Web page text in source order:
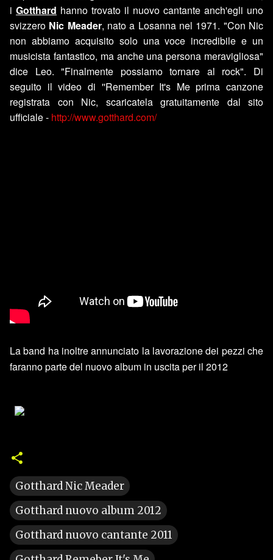
i Gotthard hanno trovato il nuovo cantante anch'egli uno
svizzero Nic Meader, nato a Losanna nel 1971. "Con Nic
non abbiamo acquisito solo una voce incredibile e un
musicista fantastico, ma anche una persona meravigliosa"
dice Leo. "Finalmente possiamo tornare al rock". Di
seguito il video di ''Remember It's Me prima canzone
registrata con Nic, scaricatela gratuitamente dal sito
ufficiale - http://www.gotthard.com/
La band ha inoltre annunciato la lavorazione dei pezzi che
faranno parte del nuovo album in uscita per il 2012
Gotthard Nic Meader
Gotthard nuovo album 2012
Gotthard nuovo cantante 2011